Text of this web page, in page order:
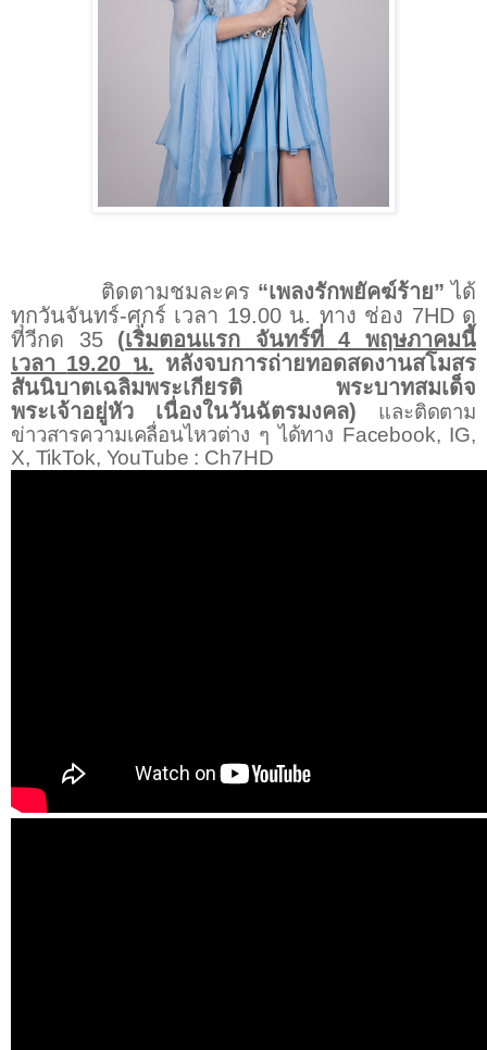
ติดตามชมละคร “เพลงรักพยัคฆ์ร้าย”ได้
ทุกวันจันทร์-ศุกร์ เวลา 19.00 น. ทาง ช่อง 7HD ดู
ทีวีกด 35 (เริ่มตอนแรก จันทร์ที่4พฤษภาคมนี้
เวลา 19.20 น. หลังจบการถ่ายทอดสดงานสโมสร
สันนิบาตเฉลิมพระเกียรติ พระบาทสมเด็จ
พระเจ้าอยู่หัว เนื่องในวันฉัตรมงคล) และติดตาม
ข่าวสารความเคลื่อนไหวต่าง ๆ ได้ทาง Facebook, IG,
X, TikTok, YouTube : Ch7HD